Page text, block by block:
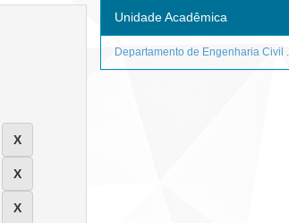
Unidade Acadêmica
Departamento de Engenharia Civil ...